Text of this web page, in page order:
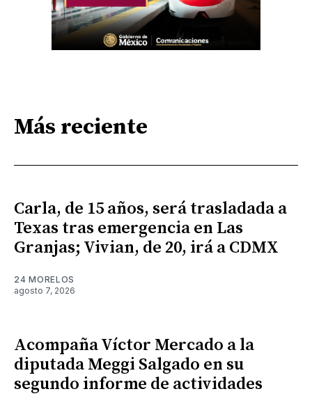
Más reciente
Carla, de 15 años, será trasladada a
Texas tras emergencia en Las
Granjas; Vivian, de 20, irá a CDMX
24 MORELOS
agosto 7, 2026
Acompaña Víctor Mercado a la
diputada Meggi Salgado en su
segundo informe de actividades